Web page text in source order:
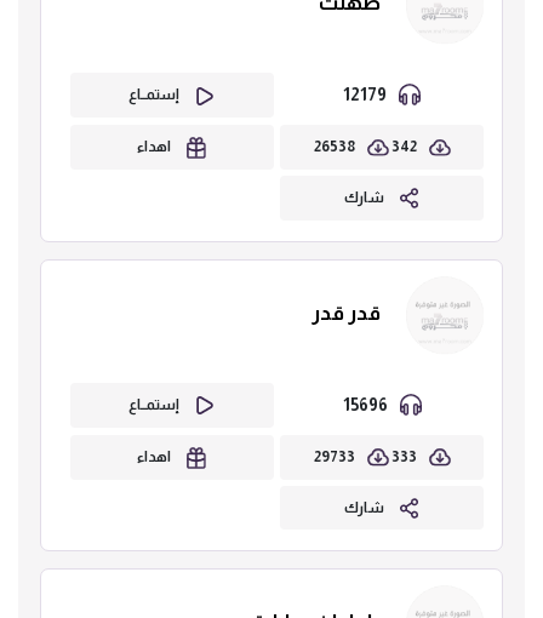
إستمــاع
342
26538 اهداء
شارك
قدر قدر
إستمــاع
333
29733 اهداء
شارك